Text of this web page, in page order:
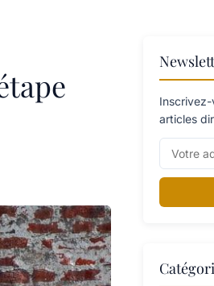
articles